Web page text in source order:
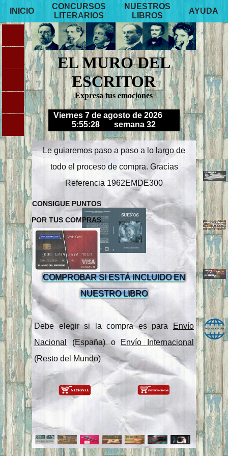
INICIO
CONCURSOS
LITERARIOS
NUESTROS
LIBROS
AYUDA
EL MURO DEL
ESCRITOR
Expresa tus emociones
Viernes 7 de agosto de 2026
5:55:28 semana 32
Le guiaremos paso a paso a lo largo de
todo el proceso de compra. Gracias
Referencia 1962EMDE300
COMPROBAR SI ESTÁ INCLUIDO EN
NUESTRO LIBRO
Debe elegir si la compra es para
Envío
Nacional
(España) o
Envío Internacional
(Resto del Mundo)
CONSIGUE PUNTOS
POR TUS COMPRAS